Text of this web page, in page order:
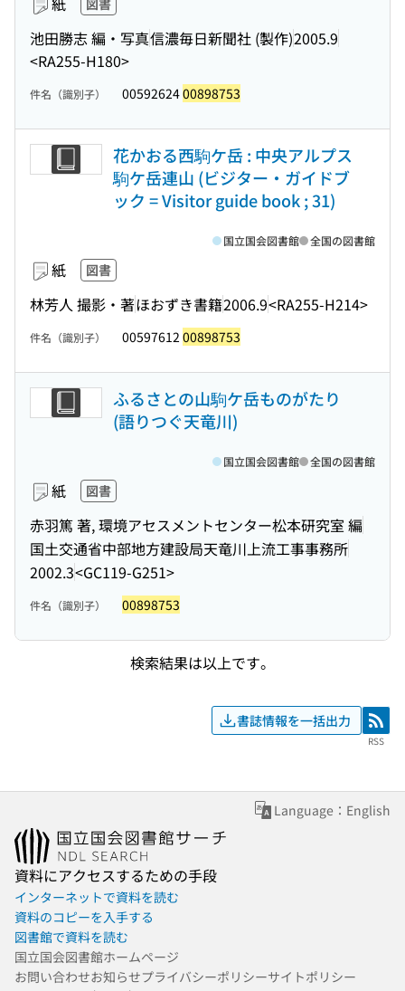
図書
池田勝志 編・写真信濃毎日新聞社 (製作)2005.9
<RA255-H180>
件名（識別子） 0059262400898753
花かおる西駒ケ岳 : 中央アルプス
駒ケ岳連山 (ビジター・ガイドブ
ック = Visitor guide book ; 31)
紙 図書
林芳人 撮影・著ほおずき書籍2006.9<RA255-H214>
国立国会図書館 全国の図書館
件名（識別子） 00597612 00898753
ふるさとの山駒ケ岳ものがたり
(語りつぐ天竜川)
紙 図書
赤羽篤 著, 環境アセスメントセンター松本研究室 編
国土交通省中部地方建設局天竜川上流工事事務所
2002.3<GC119-G251>
国立国会図書館 全国の図書館
件名（識別子） 00898753
検索結果は以上です。
書誌情報を一括出力 RSS
RSS
Language：English
資料にアクセスするための手段
インターネットで資料を読む
資料のコピーを入手する
図書館で資料を読む
国立国会図書館ホームページ
お問い合わせお知らせプライバシーポリシーサイトポリシー